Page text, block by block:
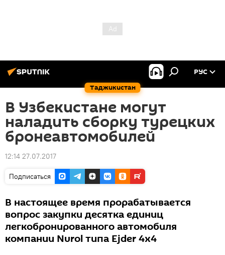
Таджикистан
РУС
В Узбекистане могут
наладить сборку турецких
бронеавтомобилей
12:14 27.07.2017
Подписаться
В настоящее время прорабатывается
вопрос закупки десятка единиц
легкобронированного автомобиля
компании Nurol типа Ejder 4х4